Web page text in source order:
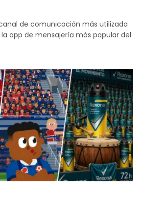
de comunicación más utilizado
app de mensajería más popular del